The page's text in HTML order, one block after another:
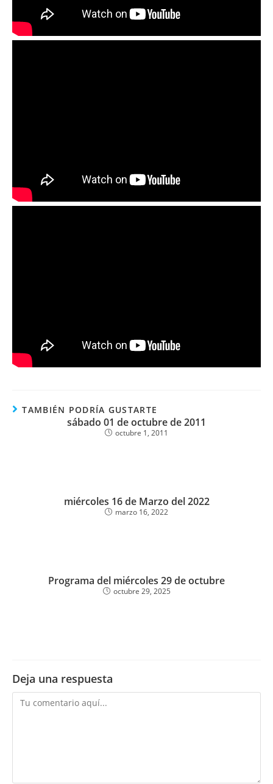
TAMBIÉN PODRÍA GUSTARTE
sábado 01 de octubre de 2011
octubre 1, 2011
miércoles 16 de Marzo del 2022
marzo 16, 2022
Programa del miércoles 29 de octubre
octubre 29, 2025
Deja una respuesta
Comentario